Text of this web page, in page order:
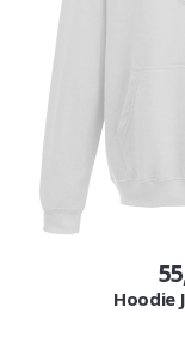
Hoodie